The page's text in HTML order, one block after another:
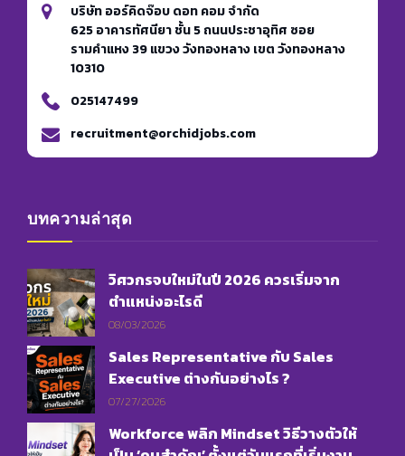
บริษัท ออร์คิดจ๊อบ ดอท คอม จำกัด
625 อาคารทัศนียา ชั้น 5 ถนนประชาอุทิศ ซอย
รามคำแหง 39 แขวง วังทองหลาง เขต วังทองหลาง
10310
025147499
recruitment@orchidjobs.com
บทความล่าสุด
วิศวกรจบใหม่ในปี 2026 ควรเริ่มจาก
ตำแหน่งอะไรดี
08/03/2026
Sales Representative กับ Sales
Executive ต่างกันอย่างไร ?
07/27/2026
Workforce พลิก Mindset วิธีวางตัวให้